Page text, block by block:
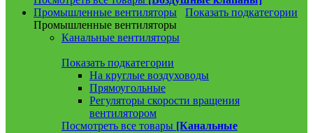
Промышленные вентиляторы
Показать подкатегории
Промышленные вентиляторы
Канальные вентиляторы
Показать подкатегории
На круглые воздуховоды
Прямоугольные
Регуляторы скорости вращения
вентилятором
Посмотреть все товары [Канальные